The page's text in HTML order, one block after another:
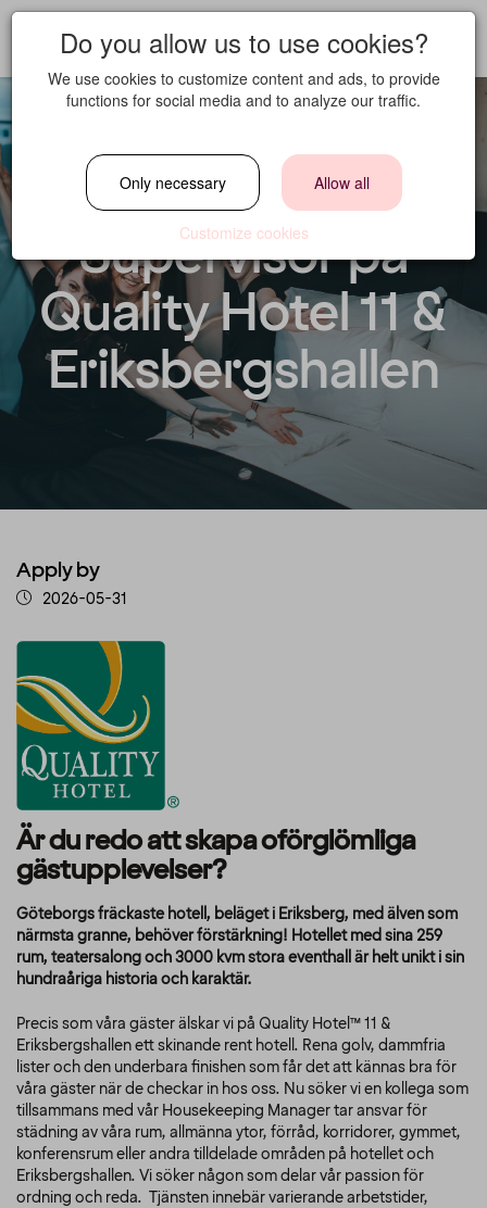
Housekeeping
Supervisor på
Quality Hotel 11 &
Eriksbergshallen
Apply by
2026-05-31
Är du redo att skapa oförglömliga
gästupplevelser?
Göteborgs fräckaste hotell, beläget i Eriksberg, med älven som
närmsta granne, behöver förstärkning! Hotellet med sina 259
rum, teatersalong och 3000 kvm stora eventhall är helt unikt i sin
hundraåriga historia och karaktär.
Precis som våra gäster älskar vi på Quality Hotel™ 11 &
Eriksbergshallen ett skinande rent hotell. Rena golv, dammfria
lister och den underbara finishen som får det att kännas bra för
våra gäster när de checkar in hos oss. Nu söker vi en kollega som
tillsammans med vår Housekeeping Manager tar ansvar för
städning av våra rum, allmänna ytor, förråd, korridorer, gymmet,
konferensrum eller andra tilldelade områden på hotellet och
Eriksbergshallen. Vi söker någon som delar vår passion för
ordning och reda. Tjänsten innebär varierande arbetstider,
Do you allow us to use cookies?
We use cookies to customize content and ads, to provide
functions for social media and to analyze our traffic.
Only necessary Allow all
Customize cookies